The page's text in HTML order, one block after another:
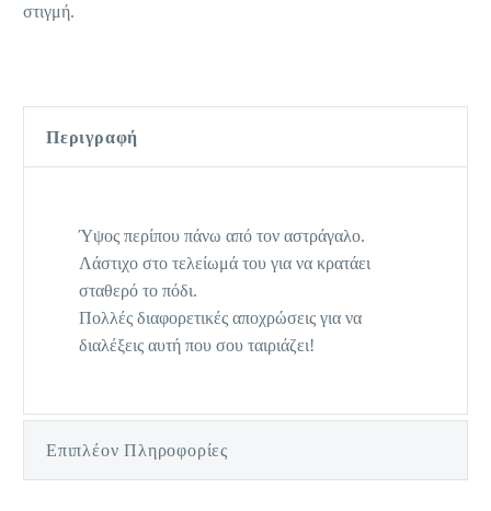
στιγμή.
Περιγραφή
Ύψος περίπου πάνω από τον αστράγαλο.
Λάστιχο στο τελείωμά του για να κρατάει
σταθερό το πόδι.
Πολλές διαφορετικές αποχρώσεις για να
διαλέξεις αυτή που σου ταιριάζει!
Επιπλέον Πληροφορίες